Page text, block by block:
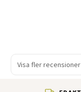
Visa fler recensioner